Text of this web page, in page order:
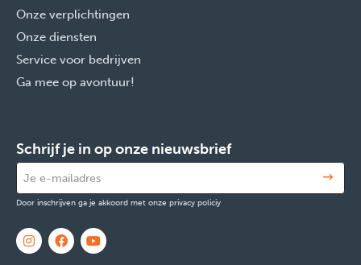
Onze verplichtingen
Onze diensten
Service voor bedrijven
Ga mee op avontuur!
Schrijf je in op onze nieuwsbrief
Door inschrijven ga je akkoord met onze privacy policiy